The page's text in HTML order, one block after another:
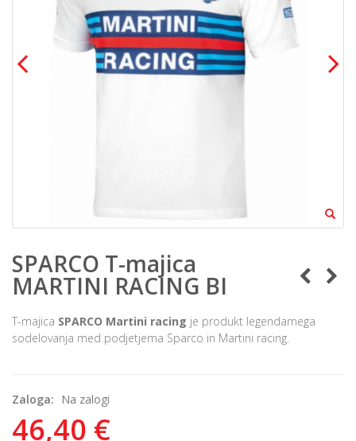
SPARCO T-majica
MARTINI RACING BI
T-majica SPARCO Martini racing je produkt legendarnega
sodelovanja med podjetjema Sparco in Martini racing.
Zaloga: Na zalogi
46,40 €